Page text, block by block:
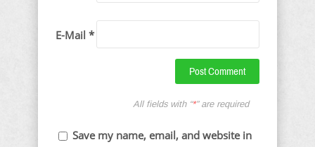
E-Mail *
All fields with “*” are required
Save my name, email, and website in